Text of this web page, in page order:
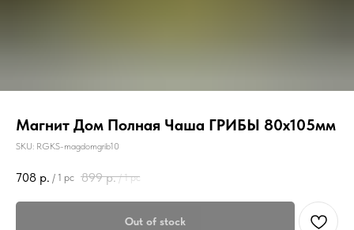
Магнит Дом Полная Чаша ГРИБЫ 80х105мм
SKU: RGKS-magdomgrib10
708 р. / 1 pc 899 р. / 1 pc
Out of stock